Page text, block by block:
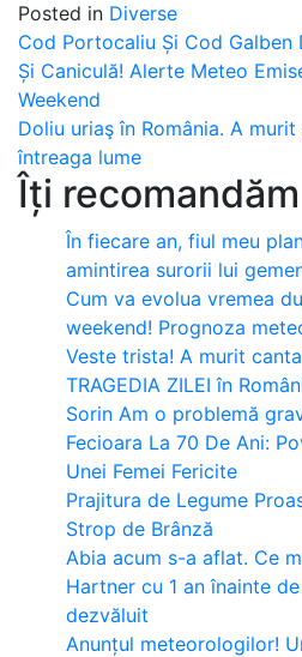
Posted in Diverse
Post
navigation
Cod Portocaliu Și Cod Galben
Și Caniculă! Alerte Meteo
Weekend
Doliu uriaş în România. A
întreaga lume
Îți
În fiecare an, fiul meu
amintirea surorii lui
Cum va evolua vremea
weekend! Prognoza
Veste trista! A murit
TRAGEDIA ZILEI în
Sorin Am o problemă
Fecioara La 70 De Ani:
Unei Femei Fericite
Prajitura de Legume
Strop de Brânză
Abia acum s-a aflat. Ce
Hartner cu 1 an înainte
dezvăluit
Anunțul meteorologilor!